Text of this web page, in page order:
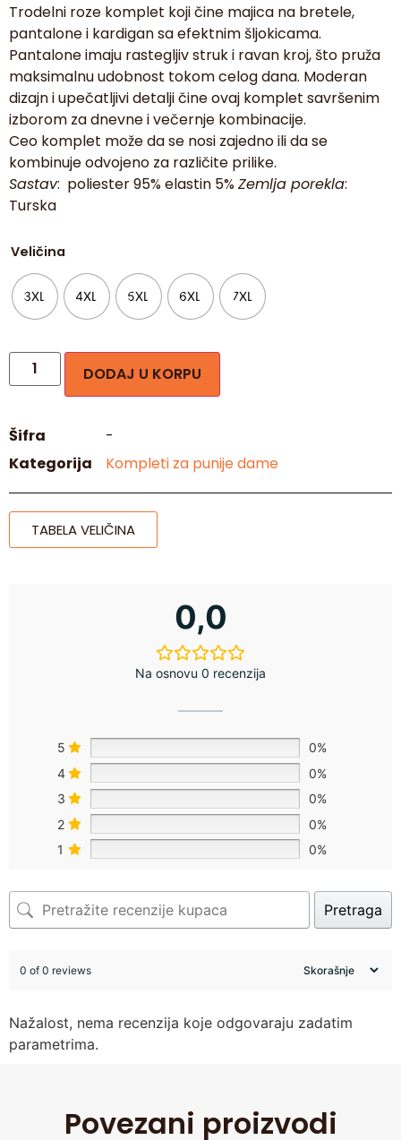
Trodelni roze komplet koji čine majica na bretele,
pantalone i kardigan sa efektnim šljokicama.
Pantalone imaju rastegljiv struk i ravan kroj, što pruža
maksimalnu udobnost tokom celog dana. Moderan
dizajn i upečatljivi detalji čine ovaj komplet savršenim
izborom za dnevne i večernje kombinacije.
Ceo komplet može da se nosi zajedno ili da se
kombinuje odvojeno za različite prilike.
Sastav: poliester 95% elastin 5%Zemlja porekla:
Turska
Veličina
3XL 4XL 5XL 6XL 7XL
DODAJ U KORPU
Šifra
-
Kategorija
Kompleti za punije dame
TABELA VELIČINA
0,0
Na osnovu 0 recenzija
5
0%
4
0%
3
0%
2
0%
1
0%
Pretraga
0 of 0 reviews
Nažalost, nema recenzija koje odgovaraju zadatim
parametrima.
Povezani proizvodi